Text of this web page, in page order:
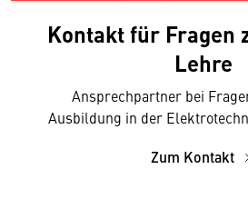
Kontakt für Fragen
Lehre
Ansprechpartner bei
Ausbildung in der
Zum Kontakt